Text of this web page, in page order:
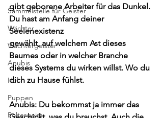
Sammelstelle für Geister
Wächter
Wächtergeister
Anubis
Hel
Puppen
Poltergeist
gibt geborene Arbeiter für das Dunkel.
Du hast am Anfang deiner
Seelenexistenz
gewählt, auf welchem Ast dieses
Baumes oder in welcher Branche
dieses Systems du wirken willst. Wo du
dich zu Hause fühlst.
Anubis: Du bekommst ja immer das